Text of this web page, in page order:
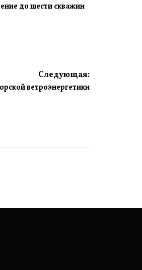
до шести скважин
Следующая:
ветроэнергетики